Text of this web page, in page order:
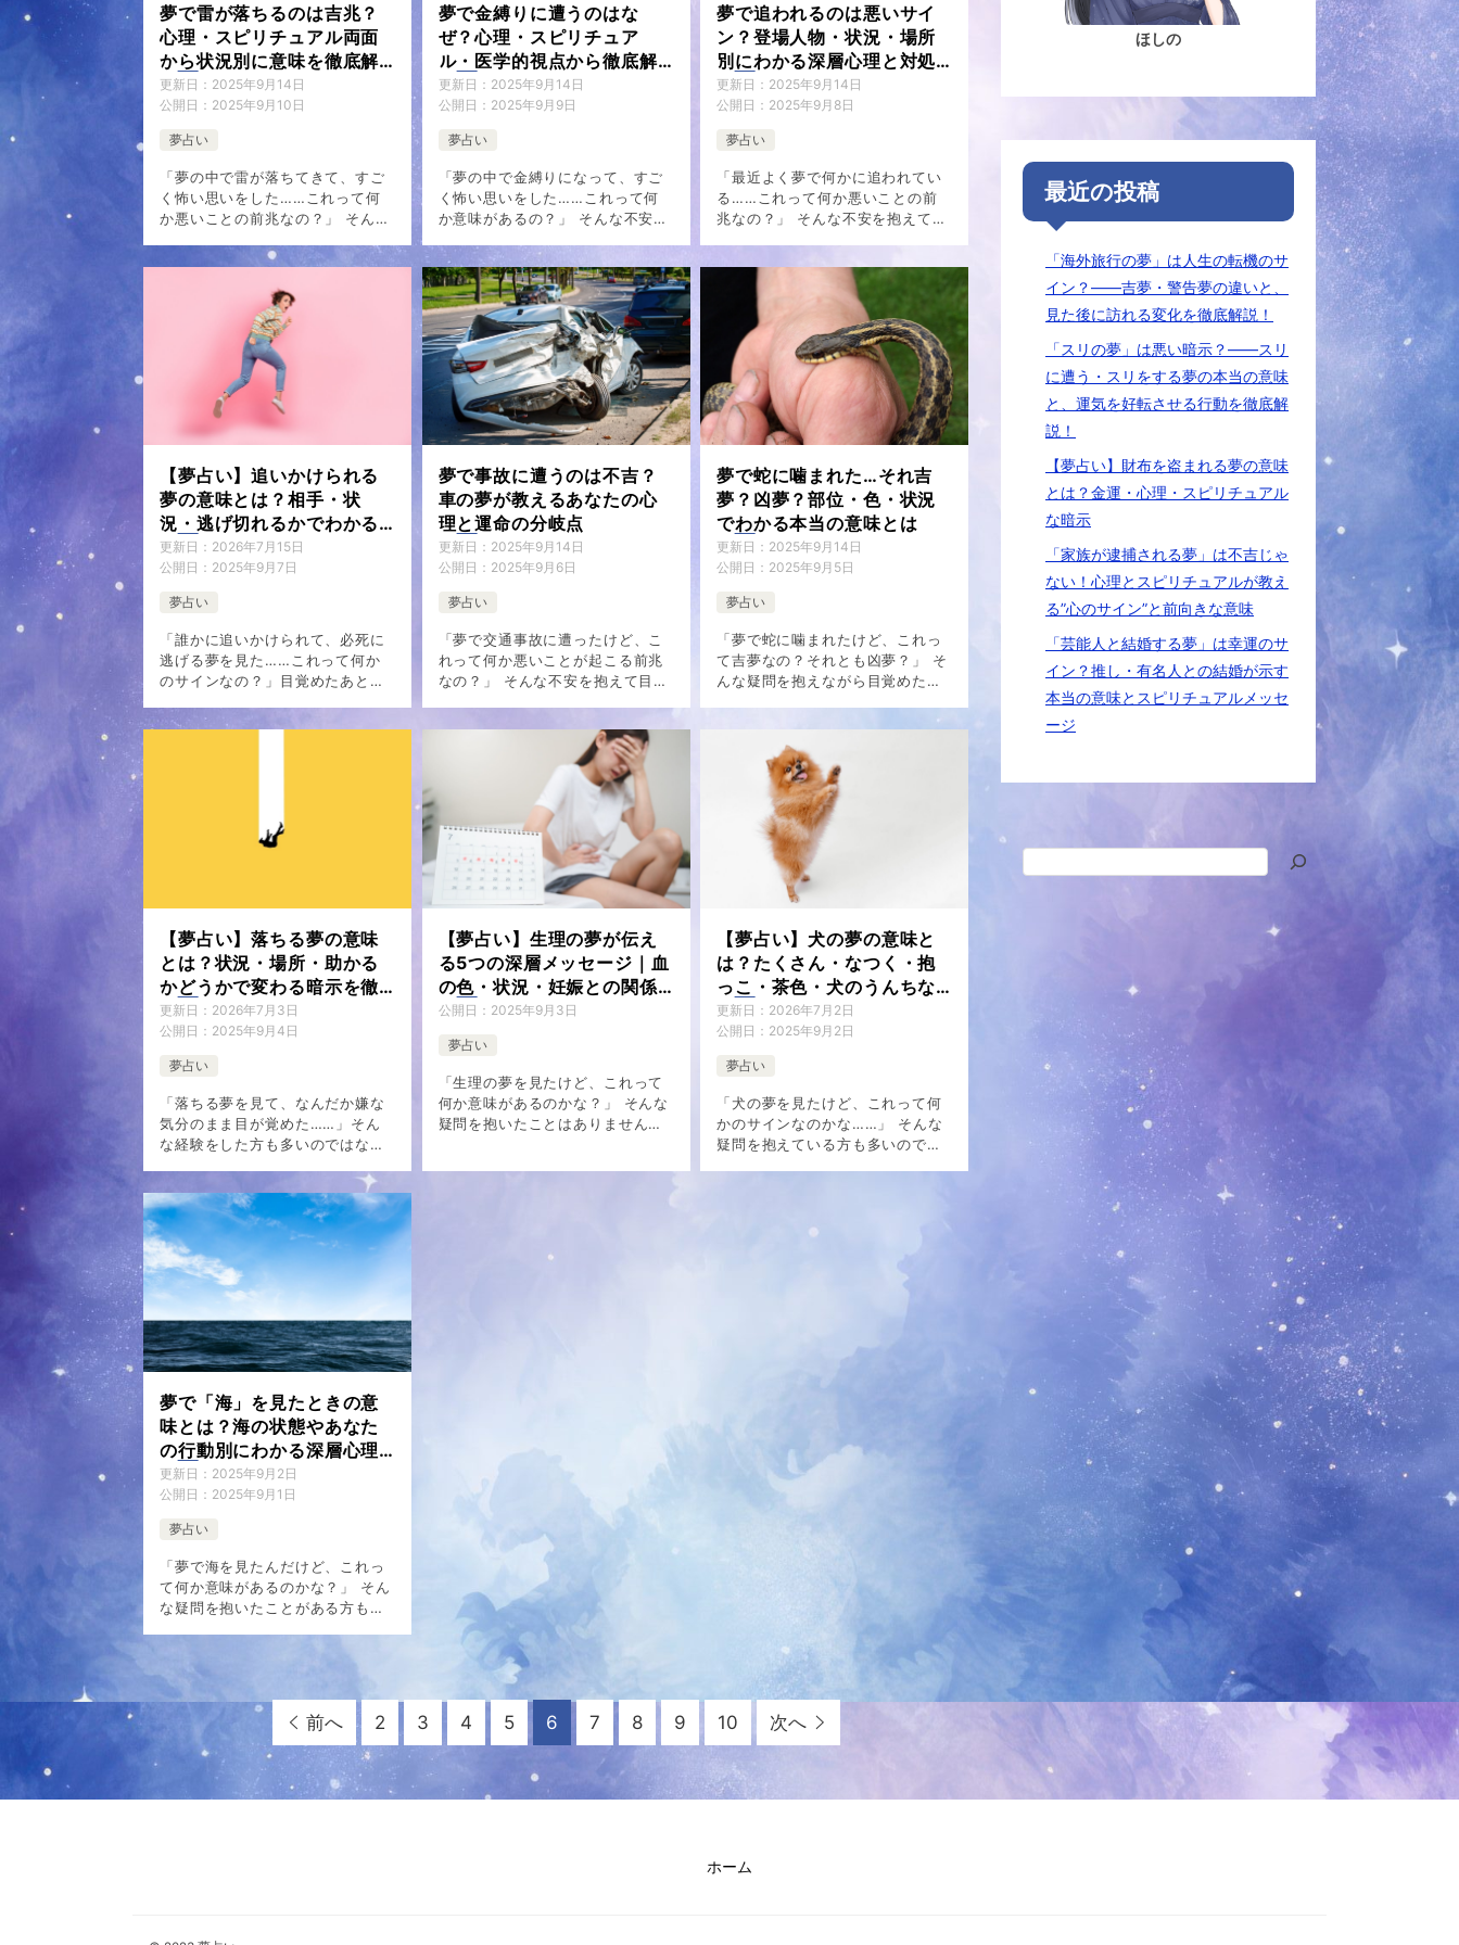
夢で雷が落ちるのは吉兆？
心理・スピリチュアル両面
から状況別に意味を徹底解
説
更新日： 2025年9月14日
公開日： 2025年9月10日
夢占い
「夢の中で雷が落ちてきて、すご
く怖い思いをした……これって何
か悪いことの前兆なの？」 そんな
ないでしょうか。 雷の夢は非常に
残りやすく、 […]
夢で金縛りに遭うのはな
ぜ？心理・スピリチュア
ル・医学的視点から徹底解
説
更新日： 2025年9月14日
公開日： 2025年9月9日
夢占い
「夢の中で金縛りになって、すご
く怖い思いをした……これって何
か意味があるの？」 そんな不安な
でしょうか。 夢で金縛りに遭うと
いう体験は、多くの人が一度は経
験する現象で […]
夢で追われるのは悪いサイ
ン？登場人物・状況・場所
別にわかる深層心理と対処
法
更新日： 2025年9月14日
公開日： 2025年9月8日
夢占い
「最近よく夢で何かに追われてい
る……これって何か悪いことの前
兆なの？」 そんな不安を抱えてい
の多くが経験する代表的な夢のひ
とつです。 し […]
【夢占い】追いかけられる
夢の意味とは？相手・状
況・逃げ切れるかでわかる
心理と暗示を徹底解説
更新日： 2026年7月15日
公開日： 2025年9月7日
夢占い
「誰かに追いかけられて、必死に
逃げる夢を見た……これって何か
のサインなの？」目覚めたあとも
り、気になってしまう方も多いの
夢で事故に遭うのは不吉？
車の夢が教えるあなたの心
理と運命の分岐点
更新日： 2025年9月14日
公開日： 2025年9月6日
夢占い
「夢で交通事故に遭ったけど、こ
れって何か悪いことが起こる前兆
なの？」 そんな不安を抱えて目覚
常にリアルで衝撃的なため、目覚
めた後も強烈な不安や恐怖が残っ
夢で蛇に噛まれた…それ吉
夢？凶夢？部位・色・状況
でわかる本当の意味とは
更新日： 2025年9月14日
公開日： 2025年9月5日
夢占い
「夢で蛇に噛まれたけど、これっ
て吉夢なの？それとも凶夢？」 そ
んな疑問を抱えながら目覚めた経
ょうか。 蛇に噛まれる夢は非常に
インパクトが強く、目覚めた後も
強烈な印象が残るものです。しか
し、こ […]
【夢占い】落ちる夢の意味
とは？状況・場所・助かる
かどうかで変わる暗示を徹
底解説
更新日： 2026年7月3日
公開日： 2025年9月4日
夢占い
「落ちる夢を見て、なんだか嫌な
気分のまま目が覚めた……」そん
な経験をした方も多いのではない
りやすく、目覚めたあとも「悪い
ことの前触れなのでは」と不安に
なってしまう方が少なくありませ
ん。 結 […]
【夢占い】生理の夢が伝え
る5つの深層メッセージ｜血
の色・状況・妊娠との関係
も解説
公開日： 2025年9月3日
夢占い
「生理の夢を見たけど、これって
何か意味があるのかな？」 そんな
疑問を抱いたことはありません
【夢占い】犬の夢の意味と
は？たくさん・なつく・抱
っこ・茶色・犬のうんちな
ど状況別に徹底解説
更新日： 2026年7月2日
公開日： 2025年9月2日
夢占い
「犬の夢を見たけど、これって何
かのサインなのかな……」 そんな
疑問を抱えている方も多いのでは
が大きく異な […]
夢で「海」を見たときの意
味とは？海の状態やあなた
の行動別にわかる深層心理
と未来のメッセージ
更新日： 2025年9月2日
公開日： 2025年9月1日
夢占い
「夢で海を見たんだけど、これっ
て何か意味があるのかな？」 そん
な疑問を抱いたことがある方も多
は、夢に現れる海にはあなたの深
前へ 2 3 4 5 6 7 8 9 10 次へ
ほしの
最近の投稿
「海外旅行の夢」は人生の転機のサ
イン？――吉夢・警告夢の違いと、
見た後に訪れる変化を徹底解説！
「スリの夢」は悪い暗示？――スリ
に遭う・スリをする夢の本当の意味
と、運気を好転させる行動を徹底解
説！
【夢占い】財布を盗まれる夢の意味
とは？金運・心理・スピリチュアル
な暗示
「家族が逮捕される夢」は不吉じゃ
ない！心理とスピリチュアルが教え
る”心のサイン”と前向きな意味
「芸能人と結婚する夢」は幸運のサ
イン？推し・有名人との結婚が示す
本当の意味とスピリチュアルメッセ
ージ
ホーム
ky